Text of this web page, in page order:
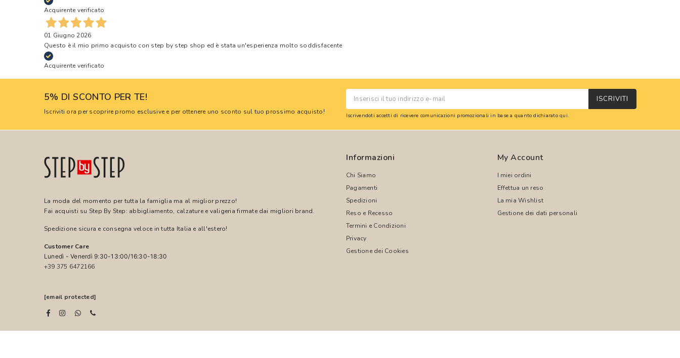
Acquirente verificato
01 Giugno 2026
Questo è il mio primo acquisto con step by step shop ed è stata un'esperienza molto soddisfacente
Acquirente verificato
5% DI SCONTO PER TE!
Iscriviti ora per scoprire promo esclusive e per ottenere uno sconto sul tuo prossimo acquisto!
ISCRIVITI
Iscrivendoti accetti di ricevere comunicazioni promozionali in base a quanto dichiaratoqui.
La moda del momento per tutta la famiglia ma al miglior prezzo!
Fai acquisti su Step By Step: abbigliamento, calzature e valigeria firmate dai migliori brand.
Spedizione sicura e consegna veloce in tutta Italia e all'estero!
Customer Care
Lunedì - Venerdì 9:30-13:00/16:30-18:30
+39 375 6472166
[email protected]
Informazioni
Chi Siamo
Pagamenti
Spedizioni
Reso e Recesso
Termini e Condizioni
Privacy
Gestione dei Cookies
My Account
I miei ordini
Effettua un reso
La mia Wishlist
Gestione dei dati personali